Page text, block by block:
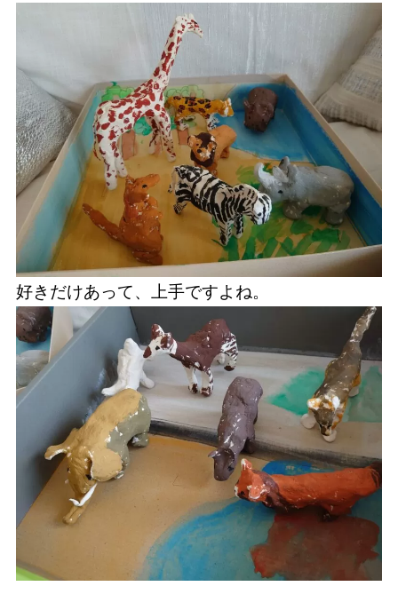
好きだけあって、上手ですよね。